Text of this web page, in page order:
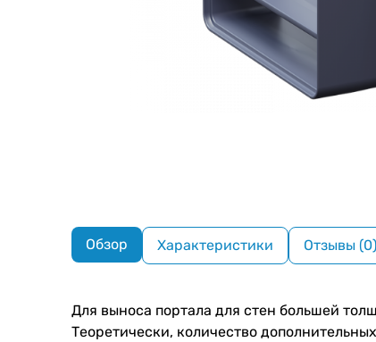
Обзор Характеристики Отзывы (0)
Для выноса портала для стен большей
Теоретически, количество